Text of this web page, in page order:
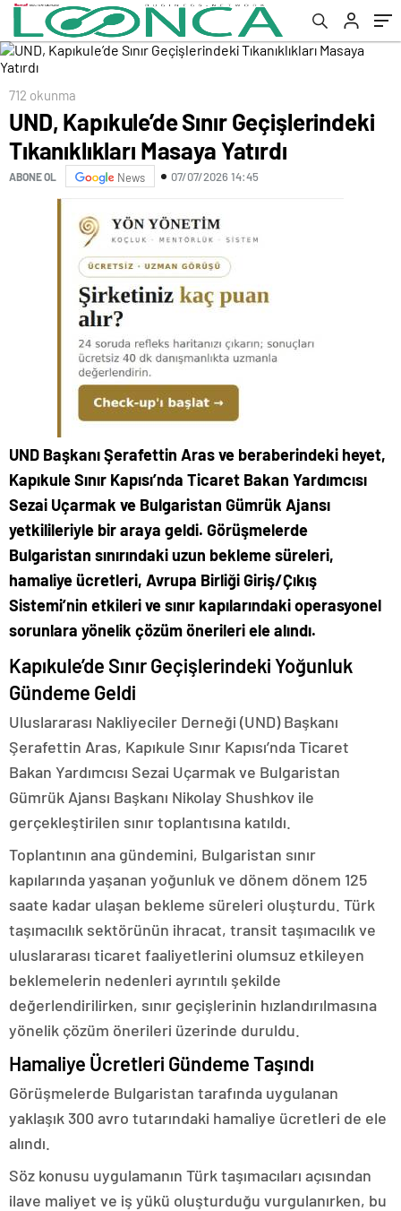
712 okunma
UND, Kapıkule’de Sınır Geçişlerindeki
Tıkanıklıkları Masaya Yatırdı
ABONE OL News 07/07/2026 14:45
UND Başkanı Şerafettin Aras ve beraberindeki heyet,
Kapıkule Sınır Kapısı’nda Ticaret Bakan Yardımcısı
Sezai Uçarmak ve Bulgaristan Gümrük Ajansı
yetkilileriyle bir araya geldi. Görüşmelerde
Bulgaristan sınırındaki uzun bekleme süreleri,
hamaliye ücretleri, Avrupa Birliği Giriş/Çıkış
Sistemi’nin etkileri ve sınır kapılarındaki operasyonel
sorunlara yönelik çözüm önerileri ele alındı.
Kapıkule’de Sınır Geçişlerindeki Yoğunluk
Gündeme Geldi
Uluslararası Nakliyeciler Derneği (UND) Başkanı
Şerafettin Aras, Kapıkule Sınır Kapısı’nda Ticaret
Bakan Yardımcısı Sezai Uçarmak ve Bulgaristan
Gümrük Ajansı Başkanı Nikolay Shushkov ile
gerçekleştirilen sınır toplantısına katıldı.
Toplantının ana gündemini, Bulgaristan sınır
kapılarında yaşanan yoğunluk ve dönem dönem 125
saate kadar ulaşan bekleme süreleri oluşturdu. Türk
taşımacılık sektörünün ihracat, transit taşımacılık ve
uluslararası ticaret faaliyetlerini olumsuz etkileyen
beklemelerin nedenleri ayrıntılı şekilde
değerlendirilirken, sınır geçişlerinin hızlandırılmasına
yönelik çözüm önerileri üzerinde duruldu.
Hamaliye Ücretleri Gündeme Taşındı
Görüşmelerde Bulgaristan tarafında uygulanan
yaklaşık 300 avro tutarındaki hamaliye ücretleri de ele
alındı.
Söz konusu uygulamanın Türk taşımacıları açısından
ilave maliyet ve iş yükü oluşturduğu vurgulanırken, bu